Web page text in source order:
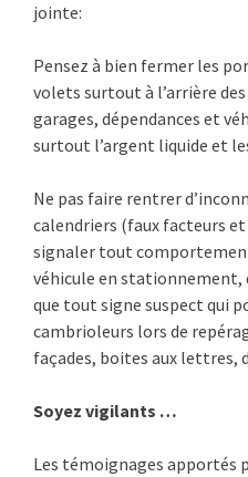
jointe:
Pensez à bien fermer les
volets surtout à l’arrière
garages, dépendances et
surtout l’argent liquide et
Ne pas faire rentrer
calendriers (faux facteurs
signaler tout
véhicule en stationnement,
que tout signe suspect qui
cambrioleurs lors de
façades, boites aux lettres,
Soyez vigilants …
Les témoignages apportés